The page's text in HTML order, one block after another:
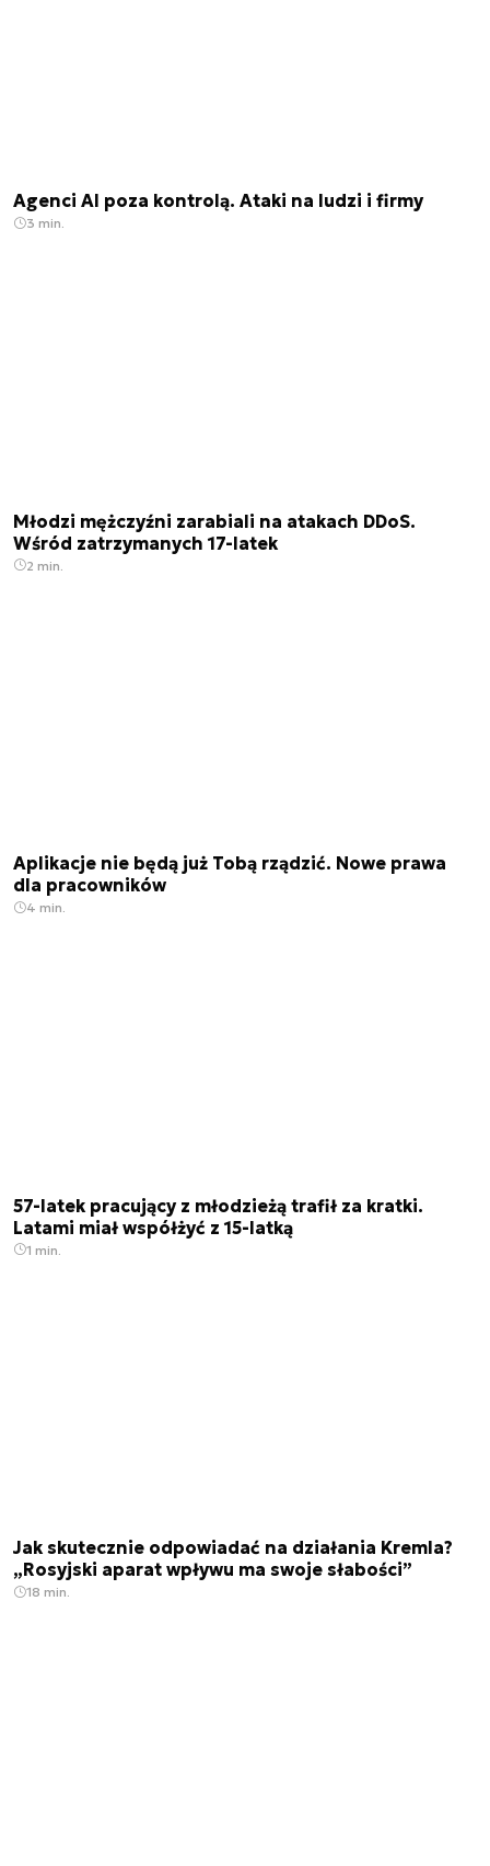
Agenci AI poza kontrolą. Ataki na ludzi i firmy
3 min.
Młodzi mężczyźni zarabiali na atakach DDoS.
Wśród zatrzymanych 17-latek
2 min.
Aplikacje nie będą już Tobą rządzić. Nowe prawa
dla pracowników
4 min.
57-latek pracujący z młodzieżą trafił za kratki.
Latami miał współżyć z 15-latką
1 min.
Jak skutecznie odpowiadać na działania Kremla?
„Rosyjski aparat wpływu ma swoje słabości”
18 min.